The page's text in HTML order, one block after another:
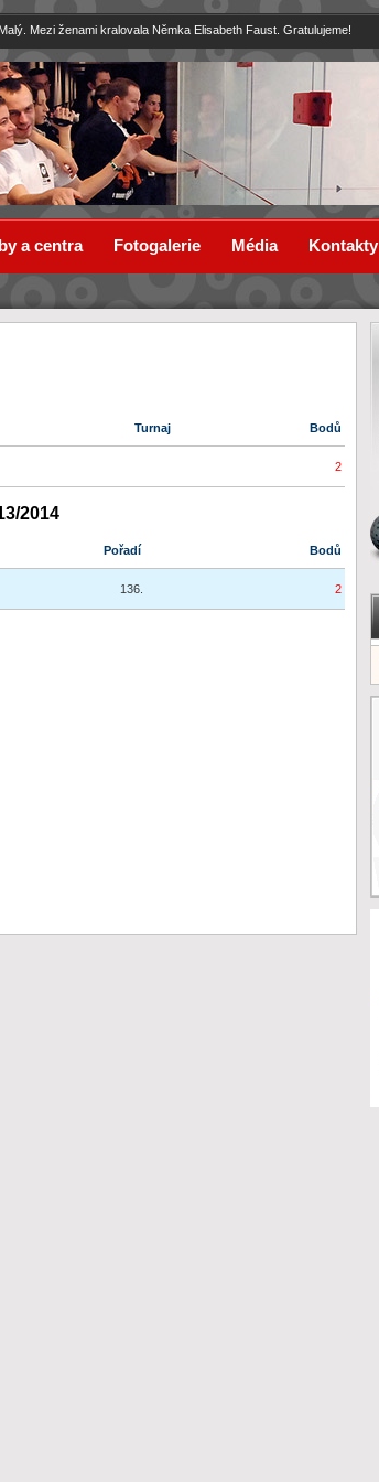
Mezi ženami kralovala Němka Elisabeth Faust. Gratulujeme!
Turnaj Bodů
2
2014
Pořadí Bodů
136. 2
a centra Fotogalerie Média Kontakty